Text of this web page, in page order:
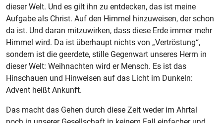
dieser Welt. Und es gilt ihn zu entdecken, das ist meine
Aufgabe als Christ. Auf den Himmel hinzuweisen, der schon
da ist. Und daran mitzuwirken, dass diese Erde immer mehr
Himmel wird. Da ist überhaupt nichts von „Vertröstung“,
sondern ist die geerdete, stille Gegenwart unseres Herrn in
dieser Welt: Weihnachten wird er Mensch. Es ist das
Hinschauen und Hinweisen auf das Licht im Dunkeln:
Advent heißt Ankunft.
Das macht das Gehen durch diese Zeit weder im Ahrtal